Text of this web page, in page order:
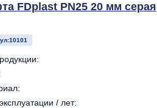
FDplast PN25 20 мм серая
10101
/ лет: